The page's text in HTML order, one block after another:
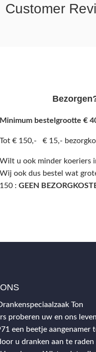
Customer
Minimum bestelgrootte €
Tot € 150,- € 15,-
Wilt u ook minder koeriers
Wij ook dus bestel wat
150 : GEEN
Ton
proberen uw en ons leven
een beetje aangenamer
u dranken aan te raden